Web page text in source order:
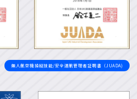
無人航空機操縦技能/安全運航管理者証明書（JUADA)